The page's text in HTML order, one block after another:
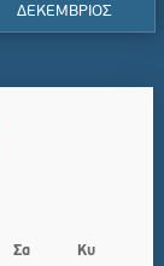
ΔΕΚΕΜΒΡΙΟΣ
Σα
Κυ